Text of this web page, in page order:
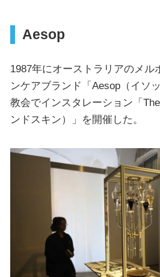
Aesop
1987年にオーストラリアのメル
ンケアブランド「Aesop（イソ
教会でインスタレーション「
ンドスキン）」を開催した。